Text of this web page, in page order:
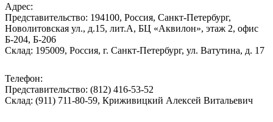
Адрес:
Представительство: 194100, Россия, Санкт-Петербург,
Новолитовская ул., д.15, лит.А, БЦ «Аквилон», этаж 2, офис
Б-204, Б-206
Склад: 195009, Россия, г. Санкт-Петербург, ул. Ватутина, д. 17
Телефон:
Представительство: (812) 416-53-52
Склад: (911) 711-80-59, Криживицкий Алексей Витальевич